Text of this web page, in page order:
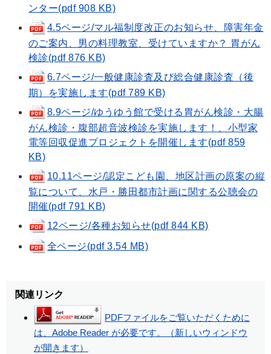
ンター(pdf 908 KB)
4.5ページ/マル福制度改正のお知らせ、障害年金
のご案内、男の料理教室、受けていますか？ 胃がん
検診(pdf 876 KB)
6.7ページ/一般健康診査及び総合健康診査（後
期）を実施します(pdf 789 KB)
8.9ページ/ゆうゆう館で受ける胃がん検診・大腸
がん検診・腹部超音波検診を実施します！、小型家
電等回収促進プロジェクトを開催します(pdf 859
KB)
10.11ページ/認定こども園、地区計画の原案の縦
覧について、水戸・勝田都市計画に関する公聴会の
開催(pdf 791 KB)
12ページ/各種お知らせ(pdf 844 KB)
全ページ(pdf 3.54 MB)
関連リンク
PDFファイルをご覧いただくために
は、Adobe Reader が必要です。（新しいウィンドウ
が開きます）